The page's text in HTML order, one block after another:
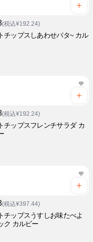
(税込¥192.24)
チップスしあわせバタ~ カル
(税込¥192.24)
チップスフレンチサラダ カ
(税込¥397.44)
チップスうすしお味たべよ
ク カルビー